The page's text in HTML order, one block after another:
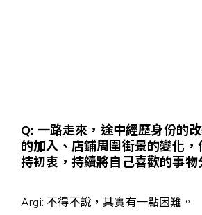
Q: 一路走來，途中經歷身份的
的加入、店鋪周圍街景的變化
持初衷，持續將自己喜歡的事物
Argi: 不得不說，其實有一點困難。